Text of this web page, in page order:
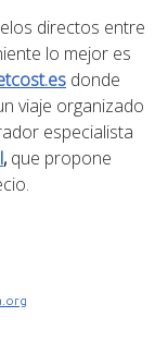
directos entre
lo mejor es
donde
viaje organizado
especialista
, que propone